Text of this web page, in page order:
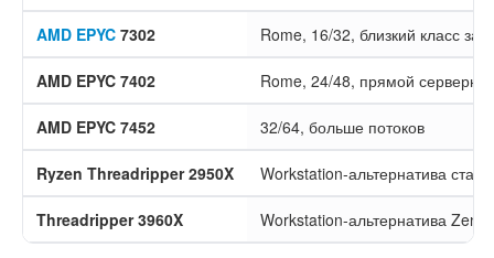
AMD EPYC 7302 Rome, 16/32, близкий класс
AMD EPYC 7402 Rome, 24/48, прямой
AMD EPYC 7452 32/64, больше потоков
Ryzen Threadripper 2950X Workstation-альтернатива
Threadripper 3960X Workstation-альтернатива Zen 2